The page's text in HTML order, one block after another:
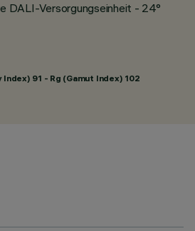
DALI-Versorgungseinheit - 24°
91 - Rg (Gamut Index) 102